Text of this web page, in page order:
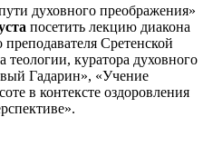
посетить лекцию диакона
Сретенской
теологии, куратора духовного
Гадарин», «Учение
в контексте оздоровления